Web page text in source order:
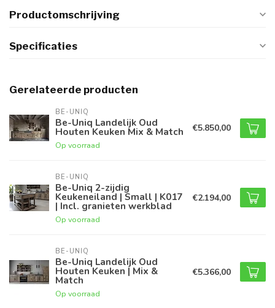
Productomschrijving
Specificaties
Gerelateerde producten
BE-UNIQ
Be-Uniq Landelijk Oud
Houten Keuken Mix & Match
Op voorraad
€5.850,00
BE-UNIQ
Be-Uniq 2-zijdig
Keukeneiland | Small | K017
| Incl. granieten werkblad
Op voorraad
€2.194,00
BE-UNIQ
Be-Uniq Landelijk Oud
Houten Keuken | Mix &
Match
Op voorraad
€5.366,00